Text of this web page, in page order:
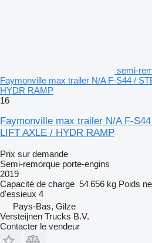
semi-
Faymonville max trailer N/A F-S44 /
HYDR RAMP
16
Faymonville max trailer N/A F-
LIFT AXLE / HYDR RAMP
Prix sur demande
Semi-remorque porte-engins
2019
Capacité de charge 54 656 kg Poids
d'essieux 4
Pays-Bas, Gilze
Versteijnen Trucks B.V.
Contacter le vendeur